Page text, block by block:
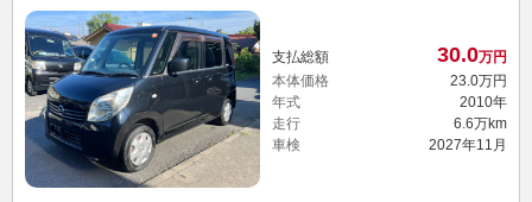
支払総額 30.0万円
本体価格
23.0万円
年式
2010年
走行
6.6万km
車検
2027年11月